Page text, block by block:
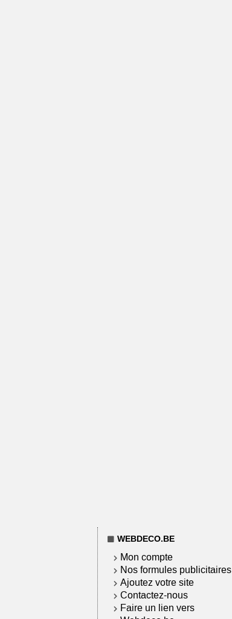
WEBDECO.BE
Mon compte
Nos formules publicitaires
Ajoutez votre site
Contactez-nous
Faire un lien vers